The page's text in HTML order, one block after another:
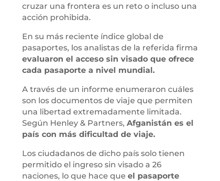
cruzar una frontera es un reto o incluso una
acción prohibida.
En su más reciente índice global de
pasaportes, los analistas de la referida firma
evaluaron el acceso sin visado que ofrece
cada pasaporte a nivel mundial.
A través de un informe enumeraron cuáles
son los documentos de viaje que permiten
una libertad extremadamente limitada.
Según Henley & Partners, Afganistán es el
país con más dificultad de viaje.
Los ciudadanos de dicho país solo tienen
permitido el ingreso sin visado a 26
naciones, lo que hace que el pasaporte